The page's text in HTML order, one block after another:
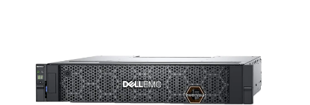
DELL G17
DELL G16
DELL G15